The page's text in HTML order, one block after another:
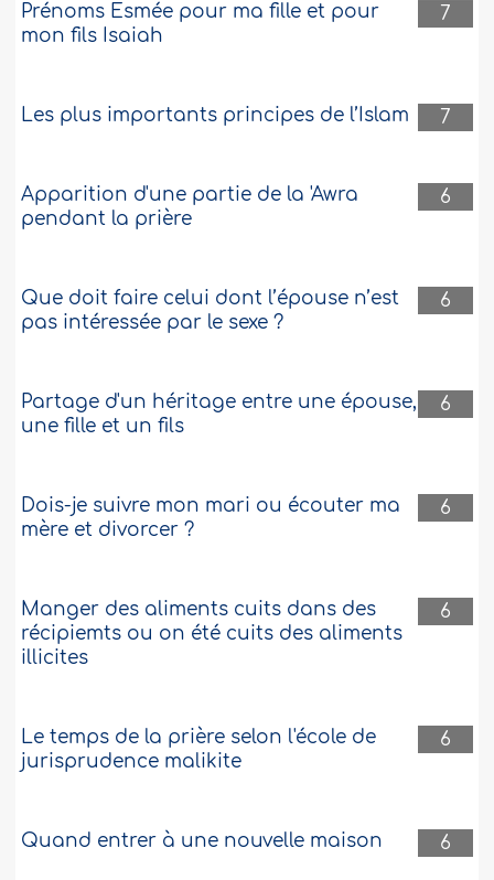
7
Prénoms Esmée pour ma fille et pour
mon fils Isaiah
7
Les plus importants principes de l’Islam
6
Apparition d'une partie de la 'Awra
pendant la prière
6
Que doit faire celui dont l’épouse n’est
pas intéressée par le sexe ?
6
Partage d'un héritage entre une épouse,
une fille et un fils
6
Dois-je suivre mon mari ou écouter ma
mère et divorcer ?
6
Manger des aliments cuits dans des
récipiemts ou on été cuits des aliments
illicites
6
Le temps de la prière selon l'école de
jurisprudence malikite
6
Quand entrer à une nouvelle maison